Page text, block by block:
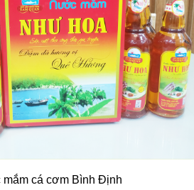
cá cơm Bình Định